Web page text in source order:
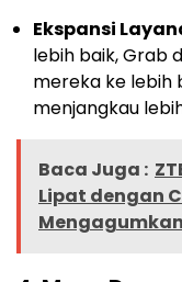
Ekspansi
lebih baik, Grab
mereka ke lebih
menjangkau
Baca Juga :
Lipat dengan